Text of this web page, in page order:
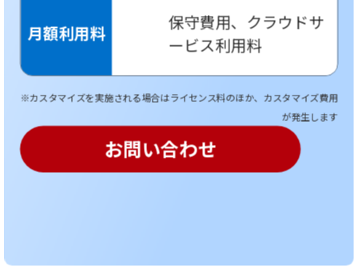
月額利用料
保守費用、クラウドサ
ービス利用料
※カスタマイズを実施される場合はライセンス料のほか、カスタマイズ費用
が発生します
お問い合わせ